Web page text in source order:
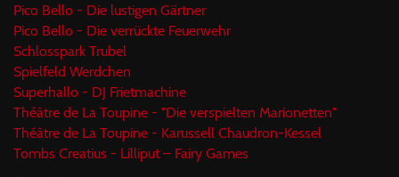
Pico Bello - Die lustigen Gärtner
Pico Bello - Die verrückte Feuerwehr
Schlosspark Trubel
Spielfeld Werdchen
Superhallo - DJ Frietmachine
Théâtre de La Toupine - "Die verspielten Marionetten"
Théâtre de La Toupine - Karussell Chaudron-Kessel
Tombs Creatius - Lilliput – Fairy Games